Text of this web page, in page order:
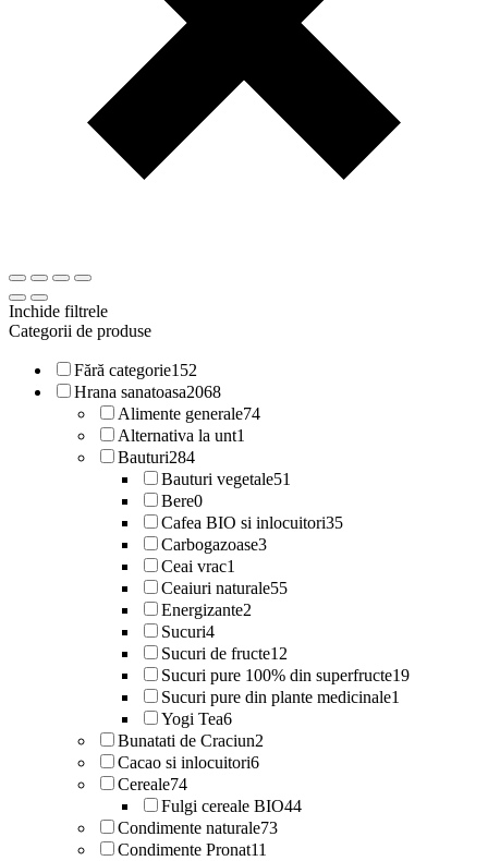
Inchide filtrele
Categorii de produse
Fără categorie152
Hrana sanatoasa2068
Alimente generale74
Alternativa la unt1
Bauturi284
Bauturi vegetale51
Bere0
Cafea BIO si inlocuitori35
Carbogazoase3
Ceai vrac1
Ceaiuri naturale55
Energizante2
Sucuri4
Sucuri de fructe12
Sucuri pure 100% din superfructe19
Sucuri pure din plante medicinale1
Yogi Tea6
Bunatati de Craciun2
Cacao si inlocuitori6
Cereale74
Fulgi cereale BIO44
Condimente naturale73
Condimente Pronat11